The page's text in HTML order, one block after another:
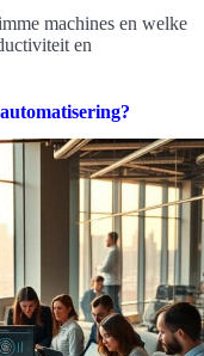
machines en welke
en